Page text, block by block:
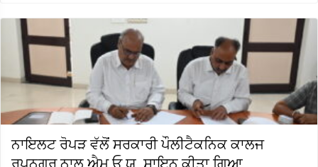
ਨਾਇਲਟ ਰੋਪੜ ਵੱਲੋਂ ਸਰਕਾਰੀ ਪੌਲੀਟੈਕਨਿਕ ਕਾਲਜ
ਰੂਪਨਗਰ ਨਾਲ ਐਮ.ਓ.ਯੂ. ਸਾਇਨ ਕੀਤਾ ਗਿਆ